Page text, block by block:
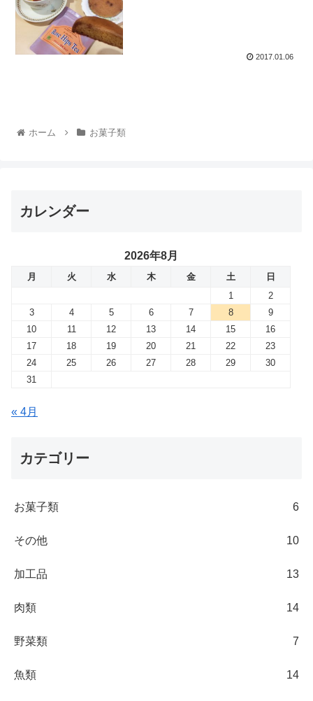
2017.01.06
ホーム お菓子類
カレンダー
2026年8月
月 火 水 木 金 土
日
1
2
3
4 5 6 7 8
9
10
11 12 13 14 15
16
17
18 19 20 21 22
23
24
25 26 27 28 29
30
31
« 4月
カテゴリー
お菓子類 6
その他 10
加工品 13
肉類 14
野菜類 7
魚類 14